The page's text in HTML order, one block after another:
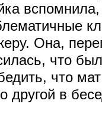
Она,
что
что
другой в